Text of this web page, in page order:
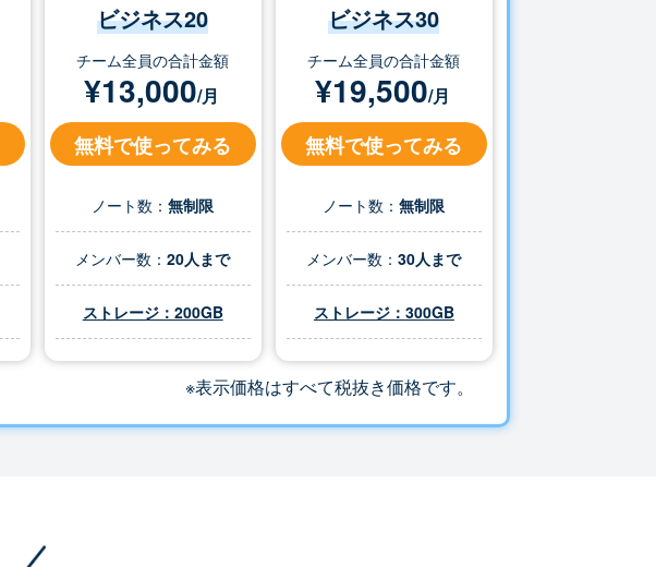
ビジネス20
チーム全員の合計金額
¥13,000/月
無料で使ってみる
ノート数：無制限
メンバー数：20人まで
ストレージ：200GB
ビジネス30
チーム全員の合計金額
¥19,500/月
無料で使ってみる
ノート数：無制限
メンバー数：30人まで
ストレージ： 300GB
※表示価格はすべて税抜き価格です。